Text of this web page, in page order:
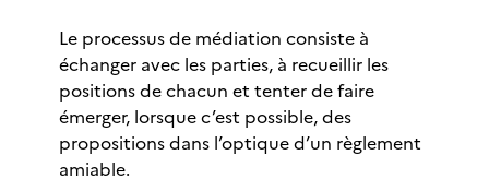
Le processus de médiation consiste à
échanger avec les parties, à recueillir les
positions de chacun et tenter de faire
émerger, lorsque c’est possible, des
propositions dans l’optique d’un règlement
amiable.